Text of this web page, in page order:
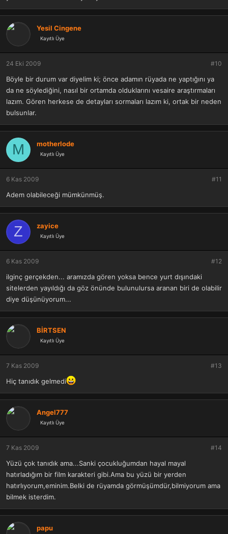
Yesil Cingene
Kayıtlı Üye
24 Eki 2009 #10
Böyle bir durum var diyelim ki; önce adamın rüyada ne yaptığını ya
da ne söylediğini, nasıl bir ortamda olduklarını vesaire araştırmaları
lazım. Gören herkese de detayları sormaları lazım ki, ortak bir neden
bulsunlar.
M motherlode
Kayıtlı Üye
6 Kas 2009 #11
Adem olabileceği mümkünmüş.
Z zayice
Kayıtlı Üye
6 Kas 2009 #12
ilginç gerçekden... aramızda gören yoksa bence yurt dışındaki
sitelerden yayıldığı da göz önünde bulunulursa aranan biri de olabilir
diye düşünüyorum...
BİRTSEN
Kayıtlı Üye
7 Kas 2009 #13
Hiç tanıdık gelmedi
Angel777
Kayıtlı Üye
7 Kas 2009 #14
Yüzü çok tanıdık ama...Sanki çocukluğumdan hayal mayal
hatırladığım bir film karakteri gibi.Ama bu yüzü bir yerden
hatırlıyorum,eminim.Belki de rüyamda görmüşümdür,bilmiyorum ama
bilmek isterdim.
papu